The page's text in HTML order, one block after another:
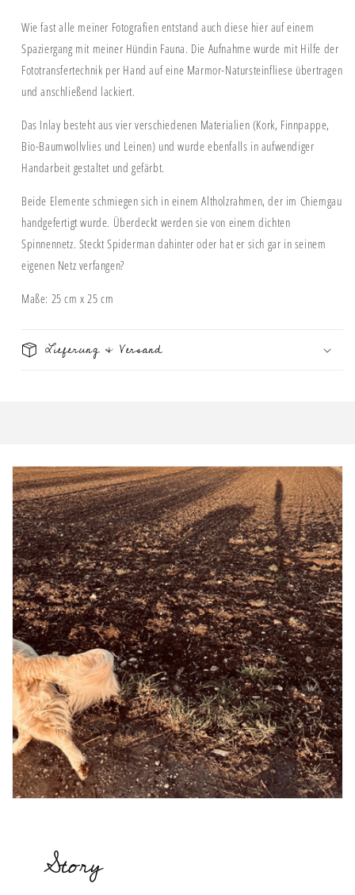
Wie fast alle meiner Fotografien entstand auch diese hier auf einem
Spaziergang mit meiner Hündin Fauna. Die Aufnahme wurde mit Hilfe der
Fototransfertechnik per Hand auf eine Marmor-Natursteinfliese übertragen
und anschließend lackiert.
Das Inlay besteht aus vier verschiedenen Materialien (Kork, Finnpappe,
Bio-Baumwollvlies und Leinen) und wurde ebenfalls in aufwendiger
Handarbeit gestaltet und gefärbt.
Beide Elemente schmiegen sich in einem Altholzrahmen, der im Chiemgau
handgefertigt wurde. Überdeckt werden sie von einem dichten
Spinnennetz. Steckt Spiderman dahinter oder hat er sich gar in seinem
eigenen Netz verfangen?
Maße: 25 cm x 25 cm
Lieferung & Versand
Story